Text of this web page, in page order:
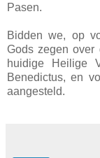
Pasen.
Bidden we, op
Gods zegen
huidige Heilige
Benedictus, en
aangesteld.